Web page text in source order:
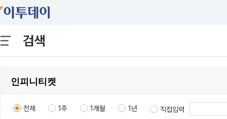
검색
전체 1주 1개월 1년 직접입력